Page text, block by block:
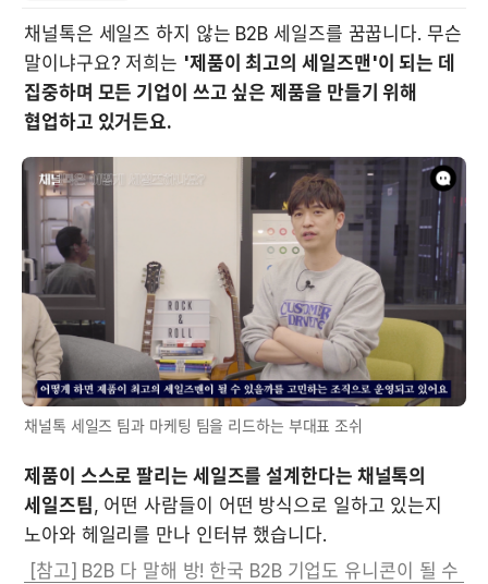
채널톡은 세일즈 하지 않는 B2B 세일즈를 꿈꿉니다. 무슨
말이냐구요? 저희는 '제품이 최고의 세일즈맨'이 되는 데
집중하며 모든 기업이 쓰고 싶은 제품을 만들기 위해
협업하고 있거든요.
채널톡 세일즈 팀과 마케팅 팀을 리드하는 부대표 조쉬
제품이 스스로 팔리는 세일즈를 설계한다는 채널톡의
세일즈팀, 어떤 사람들이 어떤 방식으로 일하고 있는지
노아와 헤일리를 만나 인터뷰 했습니다.